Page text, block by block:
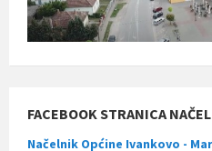
FACEBOOK STRANICA
Načelnik Općine Ivankovo -